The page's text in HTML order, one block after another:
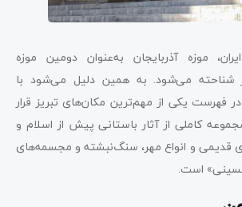
موزه آذربایجان به‌عنوان دومین موزه
شناحته می‌شود. به همین دلیل می‌شود با
در فهرست یکی از مهم‌ترین مکان‌های تبریز قرار
کاملی از آثار باستانی پیش ‌از اسلام و
قدیمی و انواع مهر، سنگ‌نبشته و مجسمه‌های
است.